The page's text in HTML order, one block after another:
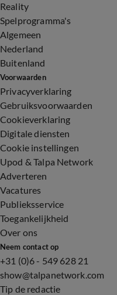
Reality
Spelprogramma's
Algemeen
Nederland
Buitenland
Voorwaarden
Privacyverklaring
Gebruiksvoorwaarden
Cookieverklaring
Digitale diensten
Cookie instellingen
Upod & Talpa Network
Adverteren
Vacatures
Publieksservice
Toegankelijkheid
Over ons
Neem contact op
+31 (0)6 - 549 628 21
show@talpanetwork.com
Tip de redactie